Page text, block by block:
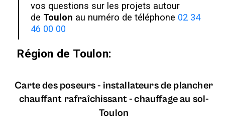
vos questions sur les projets autour
de Toulon au numéro de téléphone 02 34
46 00 00
Région de Toulon:
Carte des poseurs - installateurs de plancher
chauffant rafraîchissant - chauffage au sol-
Toulon